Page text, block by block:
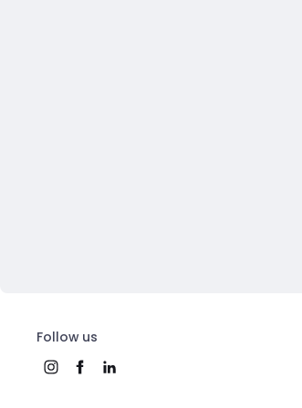
Follow us